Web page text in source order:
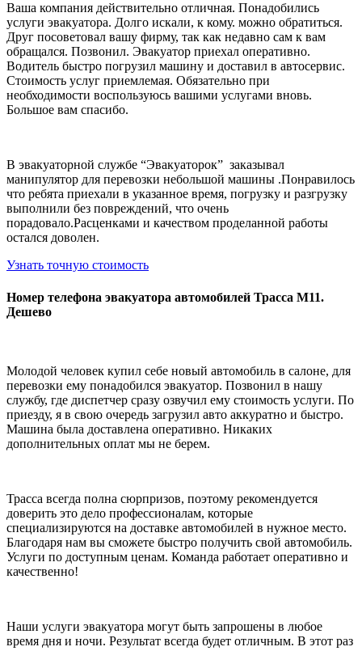
Ваша компания действительно отличная. Понадобились
услуги эвакуатора. Долго искали, к кому. можно обратиться.
Друг посоветовал вашу фирму, так как недавно сам к вам
обращался. Позвонил. Эвакуатор приехал оперативно.
Водитель быстро погрузил машину и доставил в автосервис.
Стоимость услуг приемлемая. Обязательно при
необходимости воспользуюсь вашими услугами вновь.
Большое вам спасибо.
В эвакуаторной службе “Эвакуаторок” заказывал
манипулятор для перевозки небольшой машины .Понравилось
что ребята приехали в указанное время, погрузку и разгрузку
выполнили без повреждений, что очень
порадовало.Расценками и качеством проделанной работы
остался доволен.
Узнать точную стоимость
Номер телефона эвакуатора автомобилей Трасса М11.
Дешево
Молодой человек купил себе новый автомобиль в салоне, для
перевозки ему понадобился эвакуатор. Позвонил в нашу
службу, где диспетчер сразу озвучил ему стоимость услуги. По
приезду, я в свою очередь загрузил авто аккуратно и быстро.
Машина была доставлена оперативно. Никаких
дополнительных оплат мы не берем.
Трасса всегда полна сюрпризов, поэтому рекомендуется
доверить это дело профессионалам, которые
специализируются на доставке автомобилей в нужное место.
Благодаря нам вы сможете быстро получить свой автомобиль.
Услуги по доступным ценам. Команда работает оперативно и
качественно!
Наши услуги эвакуатора могут быть запрошены в любое
время дня и ночи. Результат всегда будет отличным. В этот раз